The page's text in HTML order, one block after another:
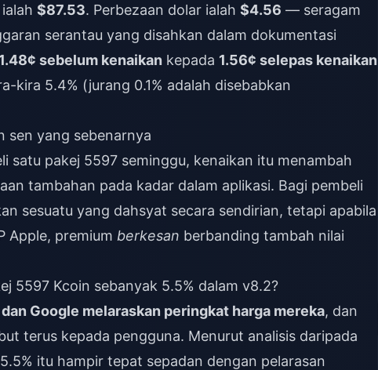
$87.53. Perbezaan dolar ialah $4.56 — seragam
serantau yang disahkan dalam dokumentasi
1.48¢ sebelum kenaikan kepada 1.56¢ selepas kenaikan
kira 5.4% (jurang 0.1% adalah disebabkan
sen yang sebenarnya
satu pakej 5597 seminggu, kenaikan itu menambah
tambahan pada kadar dalam aplikasi. Bagi pembeli
sesuatu yang dahsyat secara sendirian, tetapi apabila
Apple, premium berkesan berbanding tambah nilai
5597 Kcoin sebanyak 5.5% dalam v8.2?
Google melaraskan peringkat harga mereka, dan
terus kepada pengguna. Menurut analisis daripada
itu hampir tepat sepadan dengan pelarasan